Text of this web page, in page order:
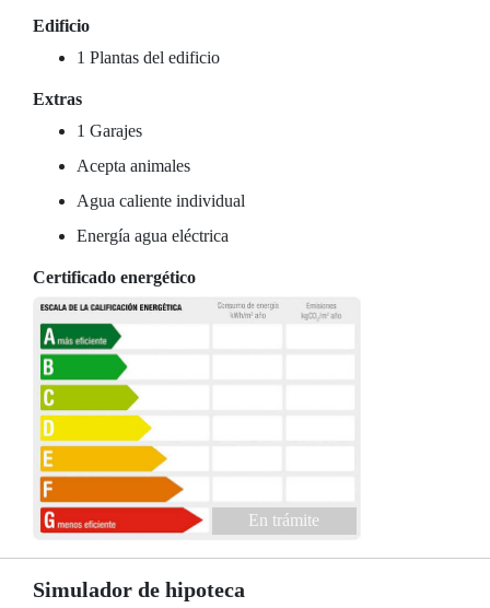
Edificio
1 Plantas del edificio
Extras
1 Garajes
Acepta animales
Agua caliente individual
Energía agua eléctrica
Certificado energético
En trámite
Simulador de hipoteca